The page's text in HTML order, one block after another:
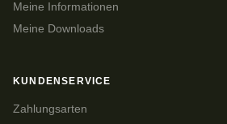
Meine Informationen
Meine Downloads
KUNDENSERVICE
Zahlungsarten